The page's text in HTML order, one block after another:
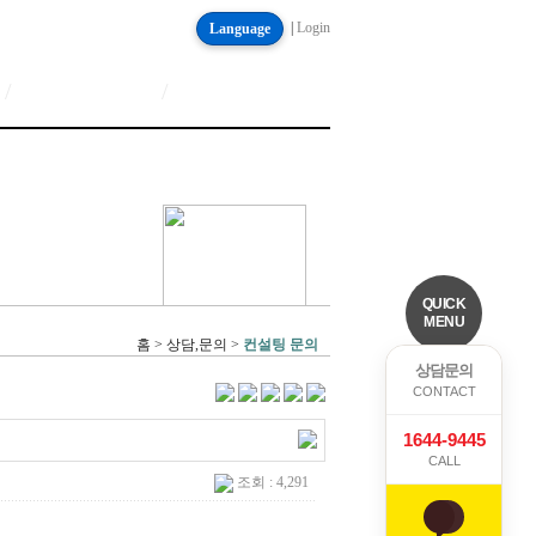
QUICK
MENU
상담문의
CONTACT
1644-9445
CALL
Language | Login
홈 > 상담,문의 > 컨설팅 문의
조회 : 4,291